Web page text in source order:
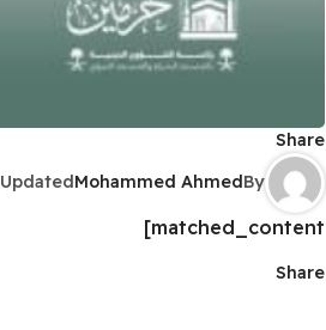
Share
By
Mohammed Ahmed
Updated
matched_content]
Share